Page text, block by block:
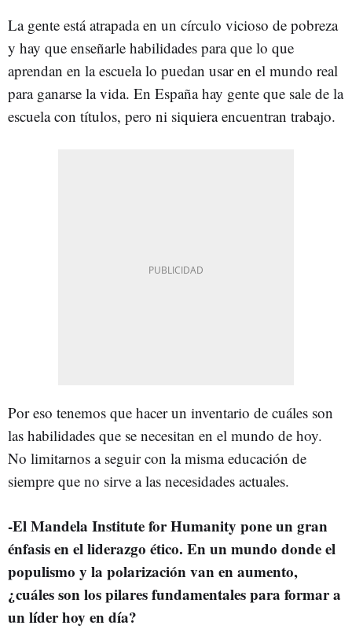
La gente está atrapada en un círculo vicioso de pobreza
y hay que enseñarle habilidades para que lo que
aprendan en la escuela lo puedan usar en el mundo real
para ganarse la vida. En España hay gente que sale de la
escuela con títulos, pero ni siquiera encuentran trabajo.
Por eso tenemos que hacer un inventario de cuáles son
las habilidades que se necesitan en el mundo de hoy.
No limitarnos a seguir con la misma educación de
siempre que no sirve a las necesidades actuales.
-El Mandela Institute for Humanity pone un gran
énfasis en el liderazgo ético. En un mundo donde el
populismo y la polarización van en aumento,
¿cuáles son los pilares fundamentales para formar a
un líder hoy en día?